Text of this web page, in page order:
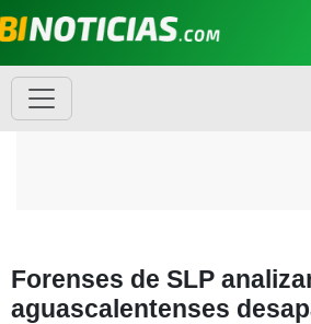
Forenses de SLP
aguascalentenses